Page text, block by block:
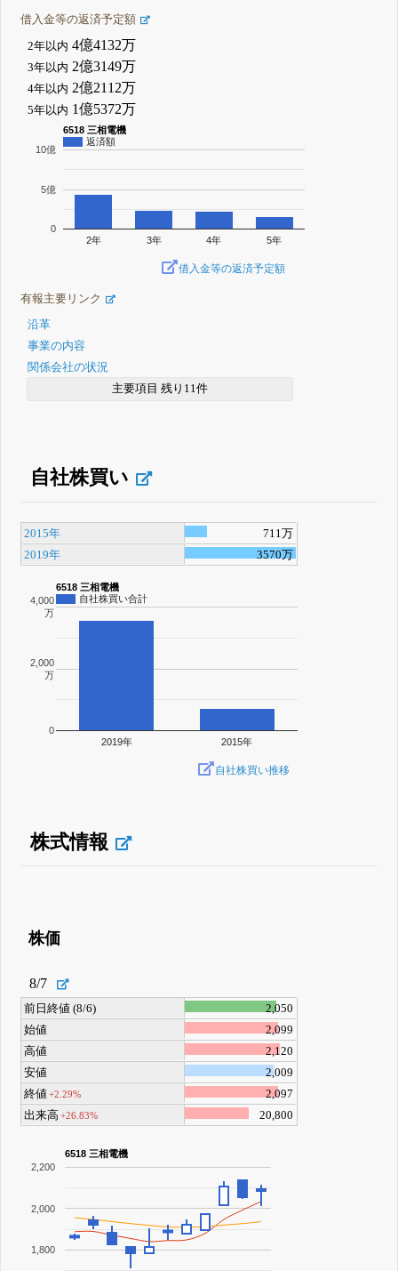
借入金等の返済予定額
2年以内 4億4132万
3年以内 2億3149万
4年以内 2億2112万
5年以内 1億5372万
6518 三相電機
返済額
2年 3年 4年 5年
0
5億
10億
借入金等の返済予定額
有報主要リンク
沿革
事業の内容
関係会社の状況
主要項目 残り11件
自社株買い
2015年
711万
2019年
3570万
6518 三相電機
自社株買い合計
2019年 2015年
0
2,000
万
4,000
万
自社株買い推移
株式情報
株価
8/7
前日終値 (8/6)
2,050
始値
2,099
高値
2,120
安値
2,009
終値+2.29%
2,097
出来高 +26.83% 20,800
6518 三相電機
1,800
2,000
2,200